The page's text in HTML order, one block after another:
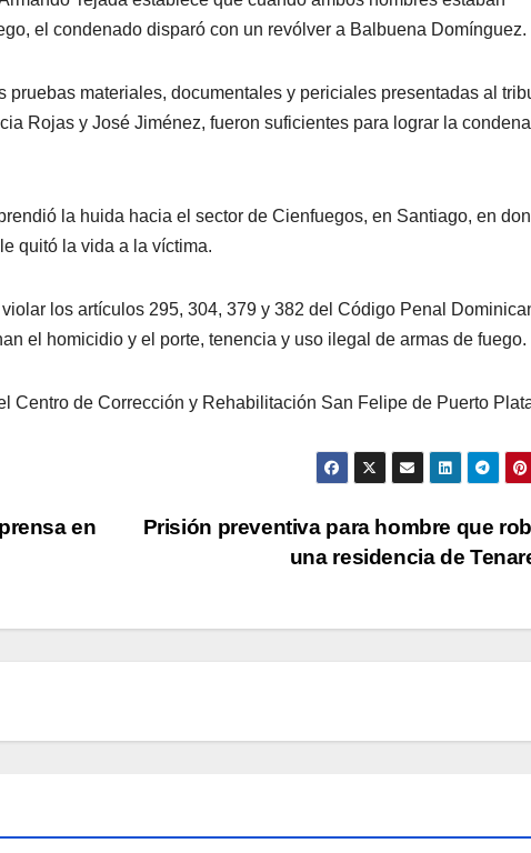
el condenado disparó con un revólver a Balbuena Domínguez.
pruebas materiales, documentales y periciales presentadas al
Rojas y José Jiménez, fueron suficientes para lograr la
la huida hacia el sector de Cienfuegos, en Santiago, en
quitó la vida a la víctima.
los artículos 295, 304, 379 y 382 del Código Penal
el homicidio y el porte, tenencia y uso ilegal de armas de fuego.
Centro de Corrección y Rehabilitación San Felipe de Puerto
Prisión preventiva para hombre que
una residencia de
en